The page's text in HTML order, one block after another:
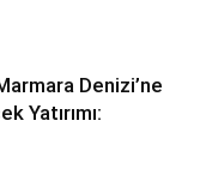
Denizi’ne
Yatırımı: